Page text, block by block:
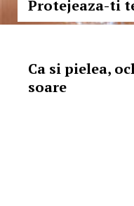
Protejeaza-ti
Ca si pielea,
soare